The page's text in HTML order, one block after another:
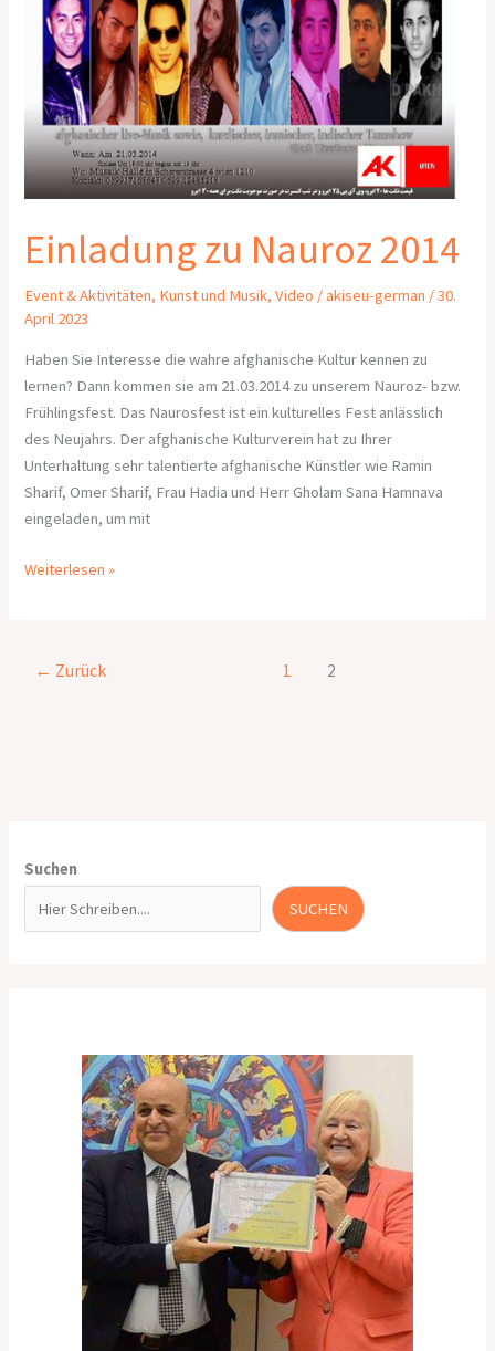
Einladung zu Nauroz 2014
Event & Aktivitäten, Kunst und Musik,Video /akiseu-german /30.
April 2023
Haben Sie Interesse die wahre afghanische Kultur kennen zu
lernen? Dann kommen sie am 21.03.2014 zu unserem Nauroz- bzw.
Frühlingsfest. Das Naurosfest ist ein kulturelles Fest anlässlich
des Neujahrs. Der afghanische Kulturverein hat zu Ihrer
Unterhaltung sehr talentierte afghanische Künstler wie Ramin
Sharif, Omer Sharif, Frau Hadia und Herr Gholam Sana Hamnava
eingeladen, um mit
Weiterlesen »
← Zurück 1 2
Suchen
SUCHEN